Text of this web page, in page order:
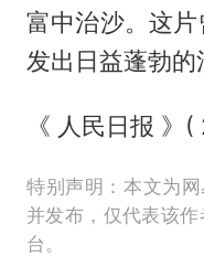
富中治沙。这
发出日益蓬勃的
《 人民日报 》
特别声明：本文为
并发布，仅代表该
台。